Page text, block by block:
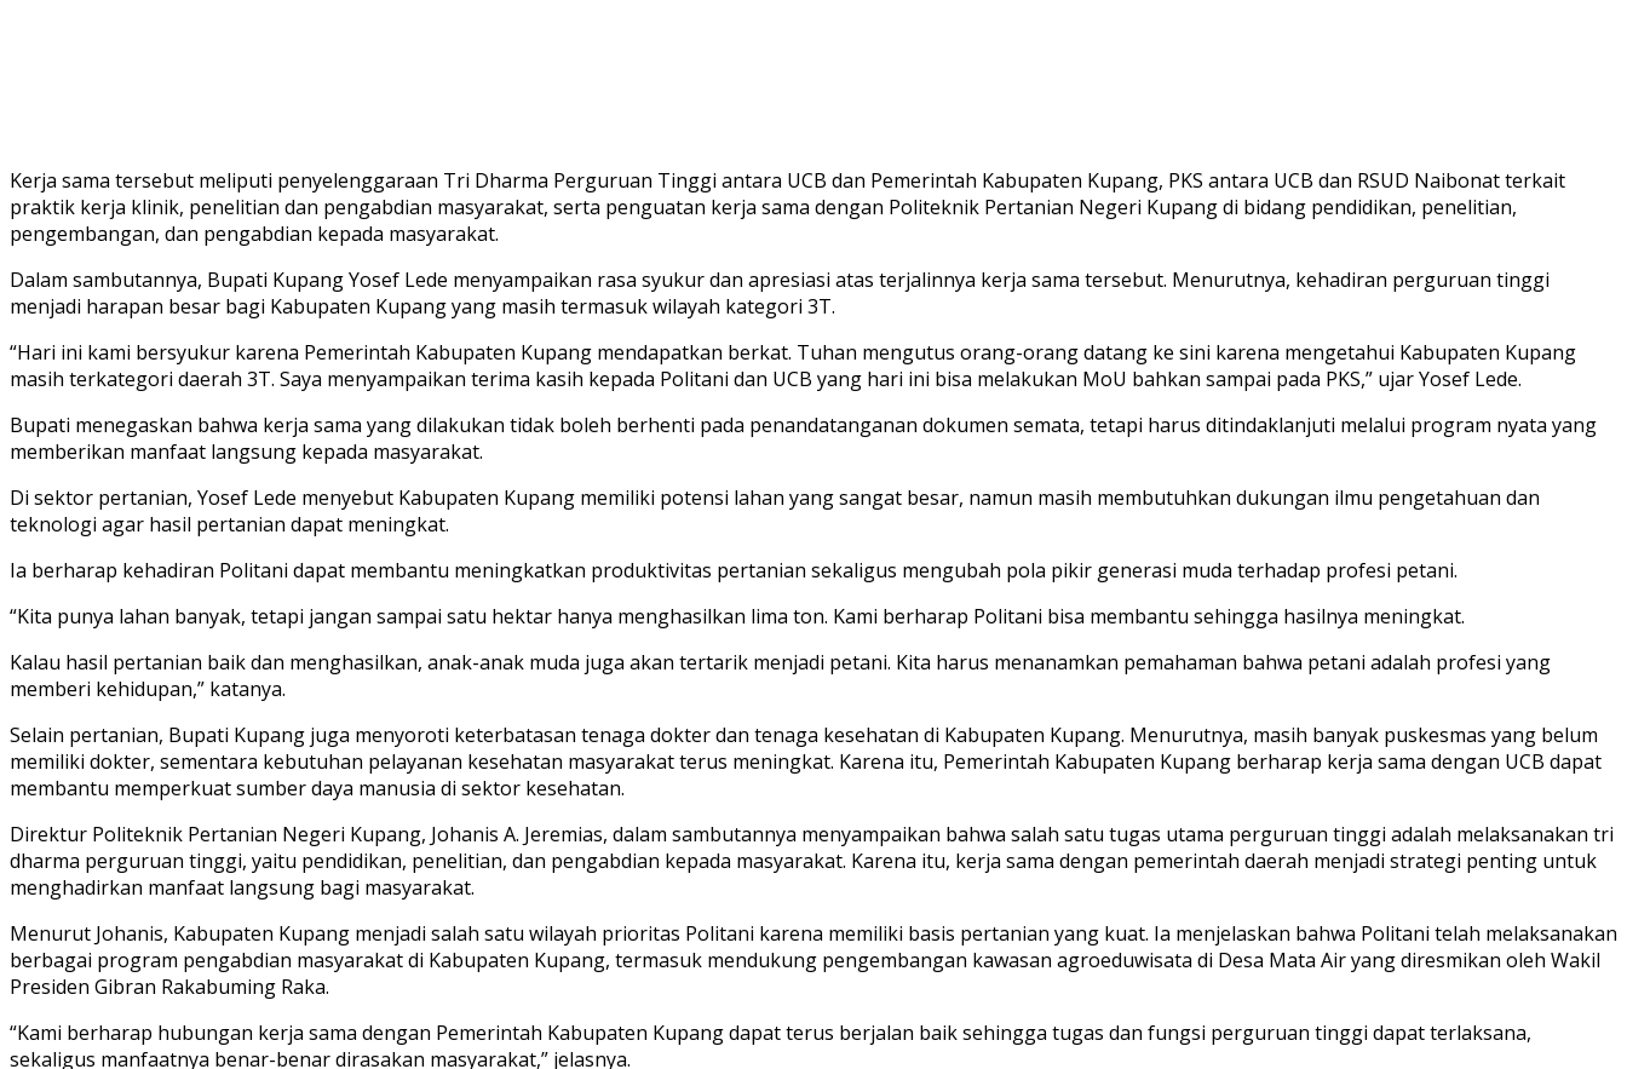
Kerja sama tersebut meliputi penyelenggaraan Tri Dharma Perguruan Tinggi antara UCB dan Pemerintah Kabupaten Kupang, PKS antara UCB dan RSUD Naibonat terkait
praktik kerja klinik, penelitian dan pengabdian masyarakat, serta penguatan kerja sama dengan Politeknik Pertanian Negeri Kupang di bidang pendidikan, penelitian,
pengembangan, dan pengabdian kepada masyarakat.
Dalam sambutannya, Bupati Kupang Yosef Lede menyampaikan rasa syukur dan apresiasi atas terjalinnya kerja sama tersebut. Menurutnya, kehadiran perguruan tinggi
menjadi harapan besar bagi Kabupaten Kupang yang masih termasuk wilayah kategori 3T.
“Hari ini kami bersyukur karena Pemerintah Kabupaten Kupang mendapatkan berkat. Tuhan mengutus orang-orang datang ke sini karena mengetahui Kabupaten Kupang
masih terkategori daerah 3T. Saya menyampaikan terima kasih kepada Politani dan UCB yang hari ini bisa melakukan MoU bahkan sampai pada PKS,” ujar Yosef Lede.
Bupati menegaskan bahwa kerja sama yang dilakukan tidak boleh berhenti pada penandatanganan dokumen semata, tetapi harus ditindaklanjuti melalui program nyata yang
memberikan manfaat langsung kepada masyarakat.
Di sektor pertanian, Yosef Lede menyebut Kabupaten Kupang memiliki potensi lahan yang sangat besar, namun masih membutuhkan dukungan ilmu pengetahuan dan
teknologi agar hasil pertanian dapat meningkat.
Ia berharap kehadiran Politani dapat membantu meningkatkan produktivitas pertanian sekaligus mengubah pola pikir generasi muda terhadap profesi petani.
“Kita punya lahan banyak, tetapi jangan sampai satu hektar hanya menghasilkan lima ton. Kami berharap Politani bisa membantu sehingga hasilnya meningkat.
Kalau hasil pertanian baik dan menghasilkan, anak-anak muda juga akan tertarik menjadi petani. Kita harus menanamkan pemahaman bahwa petani adalah profesi yang
memberi kehidupan,” katanya.
Selain pertanian, Bupati Kupang juga menyoroti keterbatasan tenaga dokter dan tenaga kesehatan di Kabupaten Kupang. Menurutnya, masih banyak puskesmas yang belum
memiliki dokter, sementara kebutuhan pelayanan kesehatan masyarakat terus meningkat. Karena itu, Pemerintah Kabupaten Kupang berharap kerja sama dengan UCB dapat
membantu memperkuat sumber daya manusia di sektor kesehatan.
Direktur Politeknik Pertanian Negeri Kupang, Johanis A. Jeremias, dalam sambutannya menyampaikan bahwa salah satu tugas utama perguruan tinggi adalah melaksanakan tri
dharma perguruan tinggi, yaitu pendidikan, penelitian, dan pengabdian kepada masyarakat. Karena itu, kerja sama dengan pemerintah daerah menjadi strategi penting untuk
menghadirkan manfaat langsung bagi masyarakat.
Menurut Johanis, Kabupaten Kupang menjadi salah satu wilayah prioritas Politani karena memiliki basis pertanian yang kuat. Ia menjelaskan bahwa Politani telah melaksanakan
berbagai program pengabdian masyarakat di Kabupaten Kupang, termasuk mendukung pengembangan kawasan agroeduwisata di Desa Mata Air yang diresmikan oleh Wakil
Presiden Gibran Rakabuming Raka.
“Kami berharap hubungan kerja sama dengan Pemerintah Kabupaten Kupang dapat terus berjalan baik sehingga tugas dan fungsi perguruan tinggi dapat terlaksana,
sekaligus manfaatnya benar-benar dirasakan masyarakat,” jelasnya.